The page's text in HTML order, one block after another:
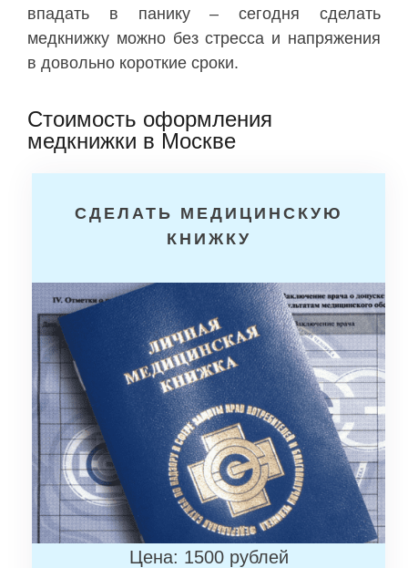
впадать в панику – сегодня сделать
медкнижку можно без стресса и напряжения
в довольно короткие сроки.
Стоимость оформления
медкнижки в Москве
СДЕЛАТЬ МЕДИЦИНСКУЮ
КНИЖКУ
Цена: 1500 рублей